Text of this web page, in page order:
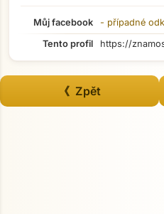
Můj facebook - případné
Tento profil
https://
《 Zpět